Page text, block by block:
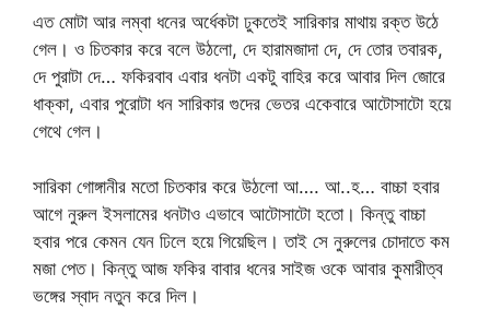
এত মোটা আর লম্বা ধনের অর্ধেকটা ঢুকতেই সারিকার মাথায় রক্ত উঠে
গেল। ও চিতকার করে বলে উঠলো, দে হারামজাদা দে, দে তোর তবারক,
দে পুরাটা দে… ফকিরবাব এবার ধনটা একটু বাহির করে আবার দিল জোরে
ধাক্কা, এবার পুরোটা ধন সারিকার গুদের ভেতর একেবারে আটোসাটো হয়ে
গেথে গেল।
সারিকা গোঙ্গানীর মতো চিতকার করে উঠলো আ…. আ..হ… বাচ্চা হবার
আগে নুরুল ইসলামের ধনটাও এভাবে আটোসাটো হতো। কিন্তু বাচ্চা
হবার পরে কেমন যেন ঢিলে হয়ে গিয়েছিল। তাই সে নুরুলের চোদাতে কম
মজা পেত। কিন্তু আজ ফকির বাবার ধনের সাইজ ওকে আবার কুমারীত্ব
ভঙ্গের স্বাদ নতুন করে দিল।